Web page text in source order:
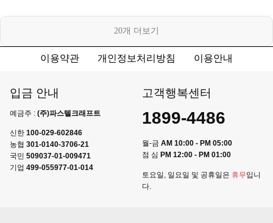
20개 더보기
이용약관 개인정보처리방침 이용안내
입금 안내
예금주 : (주)파스텔크래프트
신한 100-029-602846
농협 301-0140-3706-21
국민 509037-01-009471
기업 499-055977-01-014
고객행복센터
1899-4486
월-금 AM 10:00 - PM 05:00
점 심 PM 12:00 - PM 01:00
토요일, 일요일 및 공휴일은 휴무입니
다.